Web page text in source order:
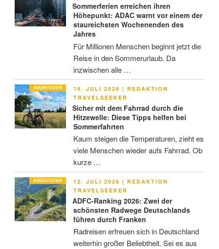
Sommerferien erreichen ihren
Höhepunkt: ADAC warnt vor einem der
staureichsten Wochenenden des
Jahres
Für Millionen Menschen beginnt jetzt die
Reise in den Sommerurlaub. Da
inzwischen alle …
ABENTEUER
VERÖFFENTLICHT
AM
19. JULI 2026 | REDAKTION
TRAVELSEEKER
Sicher mit dem Fahrrad durch die
Hitzewelle: Diese Tipps helfen bei
Sommerfahrten
Kaum steigen die Temperaturen, zieht es
viele Menschen wieder aufs Fahrrad. Ob
kurze …
ABENTEUER
VERÖFFENTLICHT
AM
12. JULI 2026 | REDAKTION
TRAVELSEEKER
ADFC-Ranking 2026: Zwei der
schönsten Radwege Deutschlands
führen durch Franken
Radreisen erfreuen sich in Deutschland
weiterhin großer Beliebtheit. Sei es aus